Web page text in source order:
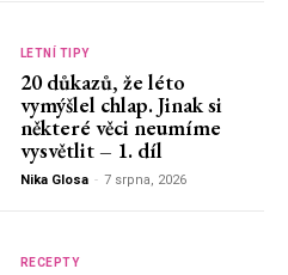
LETNÍ TIPY
20 důkazů, že léto
vymýšlel chlap. Jinak si
některé věci neumíme
vysvětlit – 1. díl
Nika Glosa - 7 srpna, 2026
RECEPTY